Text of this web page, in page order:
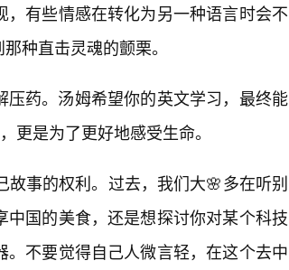
有些情感在转化为另一种语言时会不
种直击灵魂的颤栗。
药。汤姆希望你的英文学习，最终能
是为了更好地感受生命。
事的权利。过去，我们大🌸多在听别
国的美食，还是想探讨你对某个科技
不要觉得自己人微言轻，在这个去中